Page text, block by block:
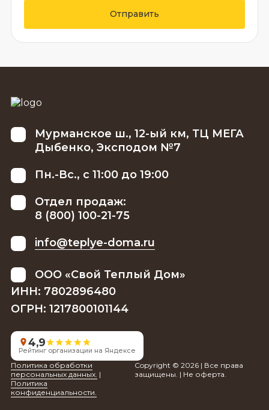
Отправить
Мурманское ш., 12-ый км, ТЦ МЕГА
Дыбенко, Эксподом №7
Пн.-Вс., с 11:00 до 19:00
Отдел продаж:
8 (800) 100-21-75
info@teplye-doma.ru
ООО «Свой Теплый Дом»
ИНН: 7802896480
ОГРН: 1217800101144
4,9
Рейтинг организации на Яндексе
Copyright © 2026 | Все права
защищены. | Не оферта.
Политика обработки
персональных данных. |
Политика
конфиденциальности.